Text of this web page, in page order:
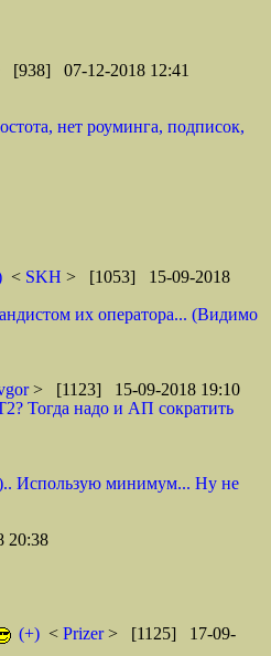
[938] 07-12-2018 12:41
нет роуминга, подписок,
< SKH > [1053] 15-09-2018
их оператора... (Видимо
> [1123] 15-09-2018 19:10
Тогда надо и АП сократить
Использую минимум... Ну не
20:38
(+) < Prizer> [1125] 17-09-